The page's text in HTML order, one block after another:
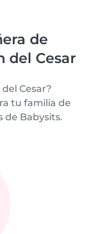
de
del Cesar
Cesar?
tu familia de
de Babysits.